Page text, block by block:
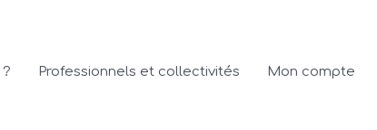
Professionnels et collectivités Mon compte